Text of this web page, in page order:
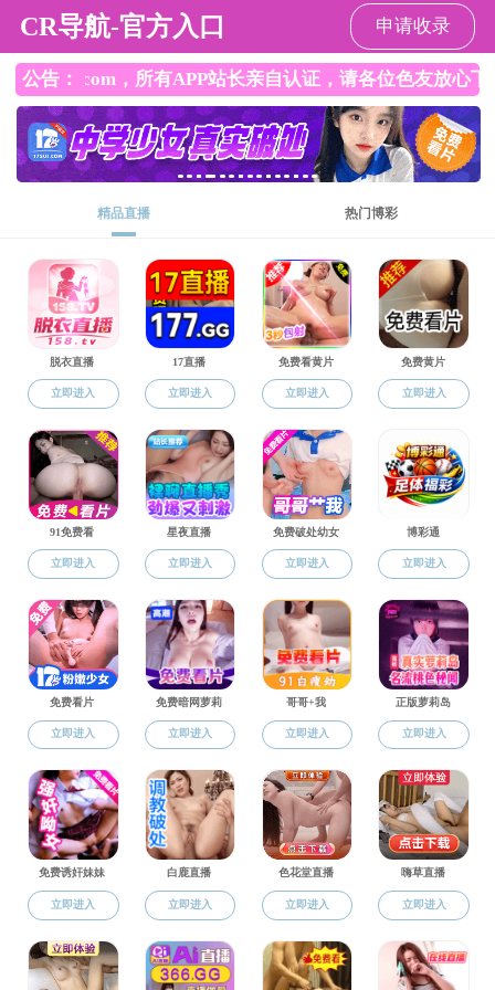
合作交流
国际化合作
校企合作
合作交流 黄色网站>合作交流
[国际化合
作]
时间：2023-10-27 阅读次数： 454
[国际化合
作]
周祚万教授出访比利时和德国开展学术交流和人才引进
时间：2023-10-31 阅读次数： 570
[校企合作] 功能高分子团队助力川渝竹产业高质量发展
1
LINK
黄色网站 交大新闻网